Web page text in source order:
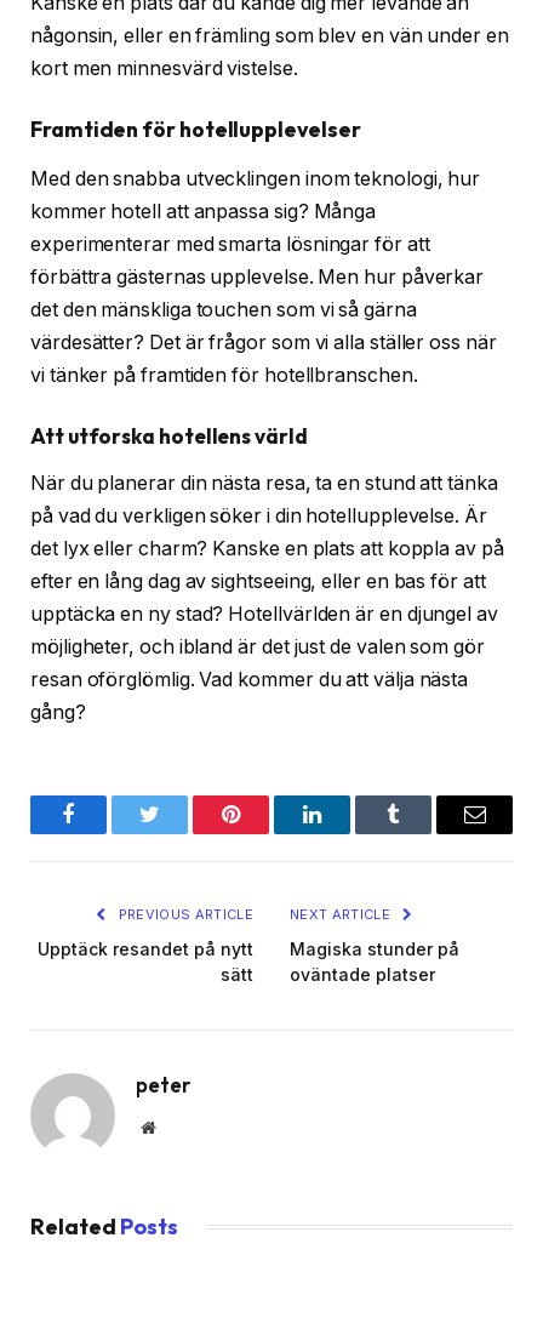
någonsin, eller en främling som blev en vän under en
kort men minnesvärd vistelse.
Framtiden för hotellupplevelser
Med den snabba utvecklingen inom teknologi, hur
kommer hotell att anpassa sig? Många
experimenterar med smarta lösningar för att
förbättra gästernas upplevelse. Men hur påverkar
det den mänskliga touchen som vi så gärna
värdesätter? Det är frågor som vi alla ställer oss när
vi tänker på framtiden för hotellbranschen.
Att utforska hotellens värld
När du planerar din nästa resa, ta en stund att tänka
på vad du verkligen söker i din hotellupplevelse. Är
det lyx eller charm? Kanske en plats att koppla av på
efter en lång dag av sightseeing, eller en bas för att
upptäcka en ny stad? Hotellvärlden är en djungel av
möjligheter, och ibland är det just de valen som gör
resan oförglömlig. Vad kommer du att välja nästa
gång?
FacebookTwitter Pinterest LinkedInTumblr Email
PREVIOUS ARTICLE
Upptäck resandet på nytt
sätt
NEXT ARTICLE
Magiska stunder på
oväntade platser
peter
Website
Related Posts